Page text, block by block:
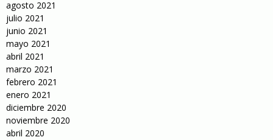
agosto 2021
julio 2021
junio 2021
mayo 2021
abril 2021
marzo 2021
febrero 2021
enero 2021
diciembre 2020
noviembre 2020
abril 2020